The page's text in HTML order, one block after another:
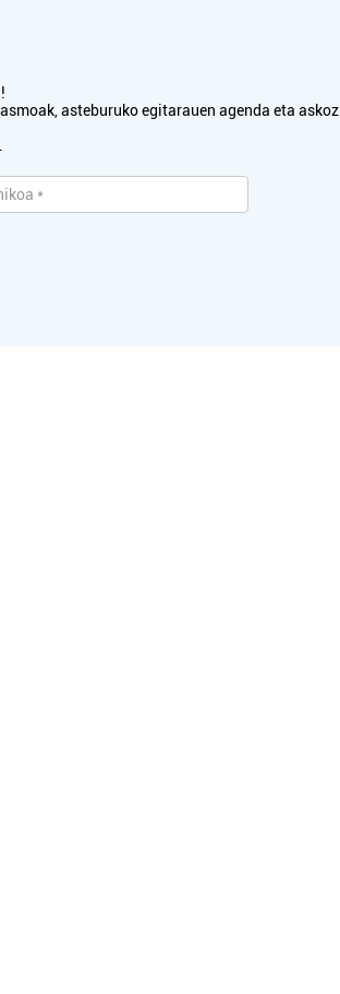
asteburuko egitarauen agenda eta askoz